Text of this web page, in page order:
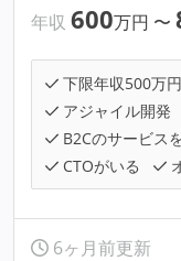
年収 600万円 〜
下限年収500万
アジャイル開発
B2Cのサービス
CTOがいる
6ヶ月前更新